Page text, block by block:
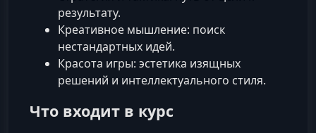
результату.
Креативное мышление: поиск
нестандартных идей.
Красота игры: эстетика изящных
решений и интеллектуального стиля.
Что входит в курс